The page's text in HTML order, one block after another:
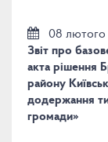
08 лютого
Звіт про
акта рішення
району
додержання
громади»